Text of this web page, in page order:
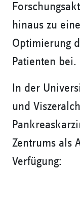
hinaus zu
Optimierung
Patienten bei.
In der
und
Zentrums als
Verfügung: